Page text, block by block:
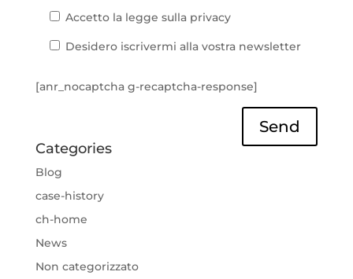
Accetto la legge sulla privacy
Desidero iscrivermi alla vostra newsletter
[anr_nocaptcha g-recaptcha-response]
Send
Categories
Blog
case-history
ch-home
News
Non categorizzato